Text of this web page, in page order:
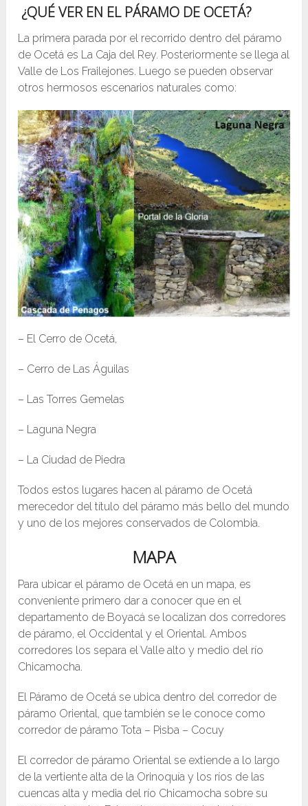
¿QUÉ VER EN EL PÁRAMO DE OCETÁ?
La primera parada por el recorrido dentro del páramo
de Ocetá es La Caja del Rey. Posteriormente se llega al
Valle de Los Frailejones. Luego se pueden observar
otros hermosos escenarios naturales como:
– El Cerro de Ocetá,
– Cerro de Las Águilas
– Las Torres Gemelas
– Laguna Negra
– La Ciudad de Piedra
Todos estos lugares hacen al páramo de Ocetá
merecedor del título del páramo más bello del mundo
y uno de los mejores conservados de Colombia.
MAPA
Para ubicar el páramo de Ocetá en un mapa, es
conveniente primero dar a conocer que en el
departamento de Boyacá se localizan dos corredores
de páramo, el Occidental y el Oriental. Ambos
corredores los separa el Valle alto y medio del río
Chicamocha.
El Páramo de Ocetá se ubica dentro del corredor de
páramo Oriental, que también se le conoce como
corredor de páramo Tota – Pisba – Cocuy
El corredor de páramo Oriental se extiende a lo largo
de la vertiente alta de la Orinoquía y los ríos de las
cuencas alta y media del río Chicamocha sobre su